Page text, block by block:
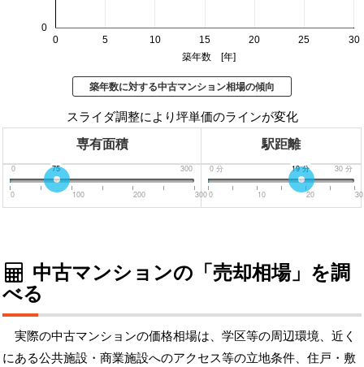
0 5 10 15 20 25 30
0
築年数 [年]
築年数に対する中古マンション相場の傾向
スライダ調整により坪単価のラインが変化
専有面積 駅距離
0 300
75
0 100 200 300
0 分 30 分
19分
0 10 20 30
中古マンションの「売却相場」を調
べる
実際の中古マンションの価格相場は、学区等の周辺環境、近く
にある公共施設・商業施設へのアクセス等の立地条件、住戸・敷